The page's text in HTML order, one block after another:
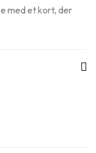
med et kort, der